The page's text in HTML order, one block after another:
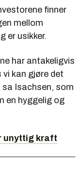
finner
mellom
er usikker.
har antakeligvis
kan gjøre det
sa Isachsen, som
en hyggelig og
unyttig kraft